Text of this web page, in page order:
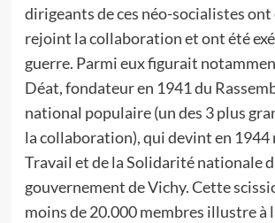
dirigeants de ces néo-socialistes
rejoint la collaboration et ont été
guerre. Parmi eux figurait
Déat, fondateur en 1941 du
national populaire (un des 3 plus
la collaboration), qui devint en
Travail et de la Solidarité nationale
gouvernement de Vichy. Cette
moins de 20.000 membres illustre à